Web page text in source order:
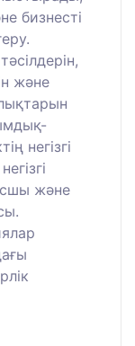
бизнесті
және
негізгі
және